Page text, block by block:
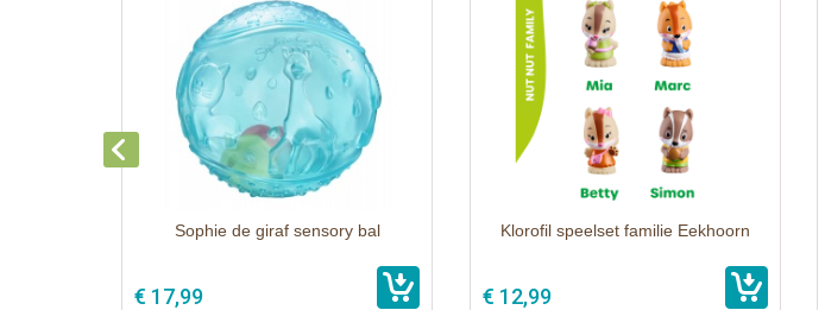
Sophie de giraf sensory bal
€ 17,99
Klorofil speelset familie Eekhoorn
€ 12,99